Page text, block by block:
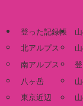
登った記録帳
北アルプス
南アルプス
八ヶ岳
東京近辺